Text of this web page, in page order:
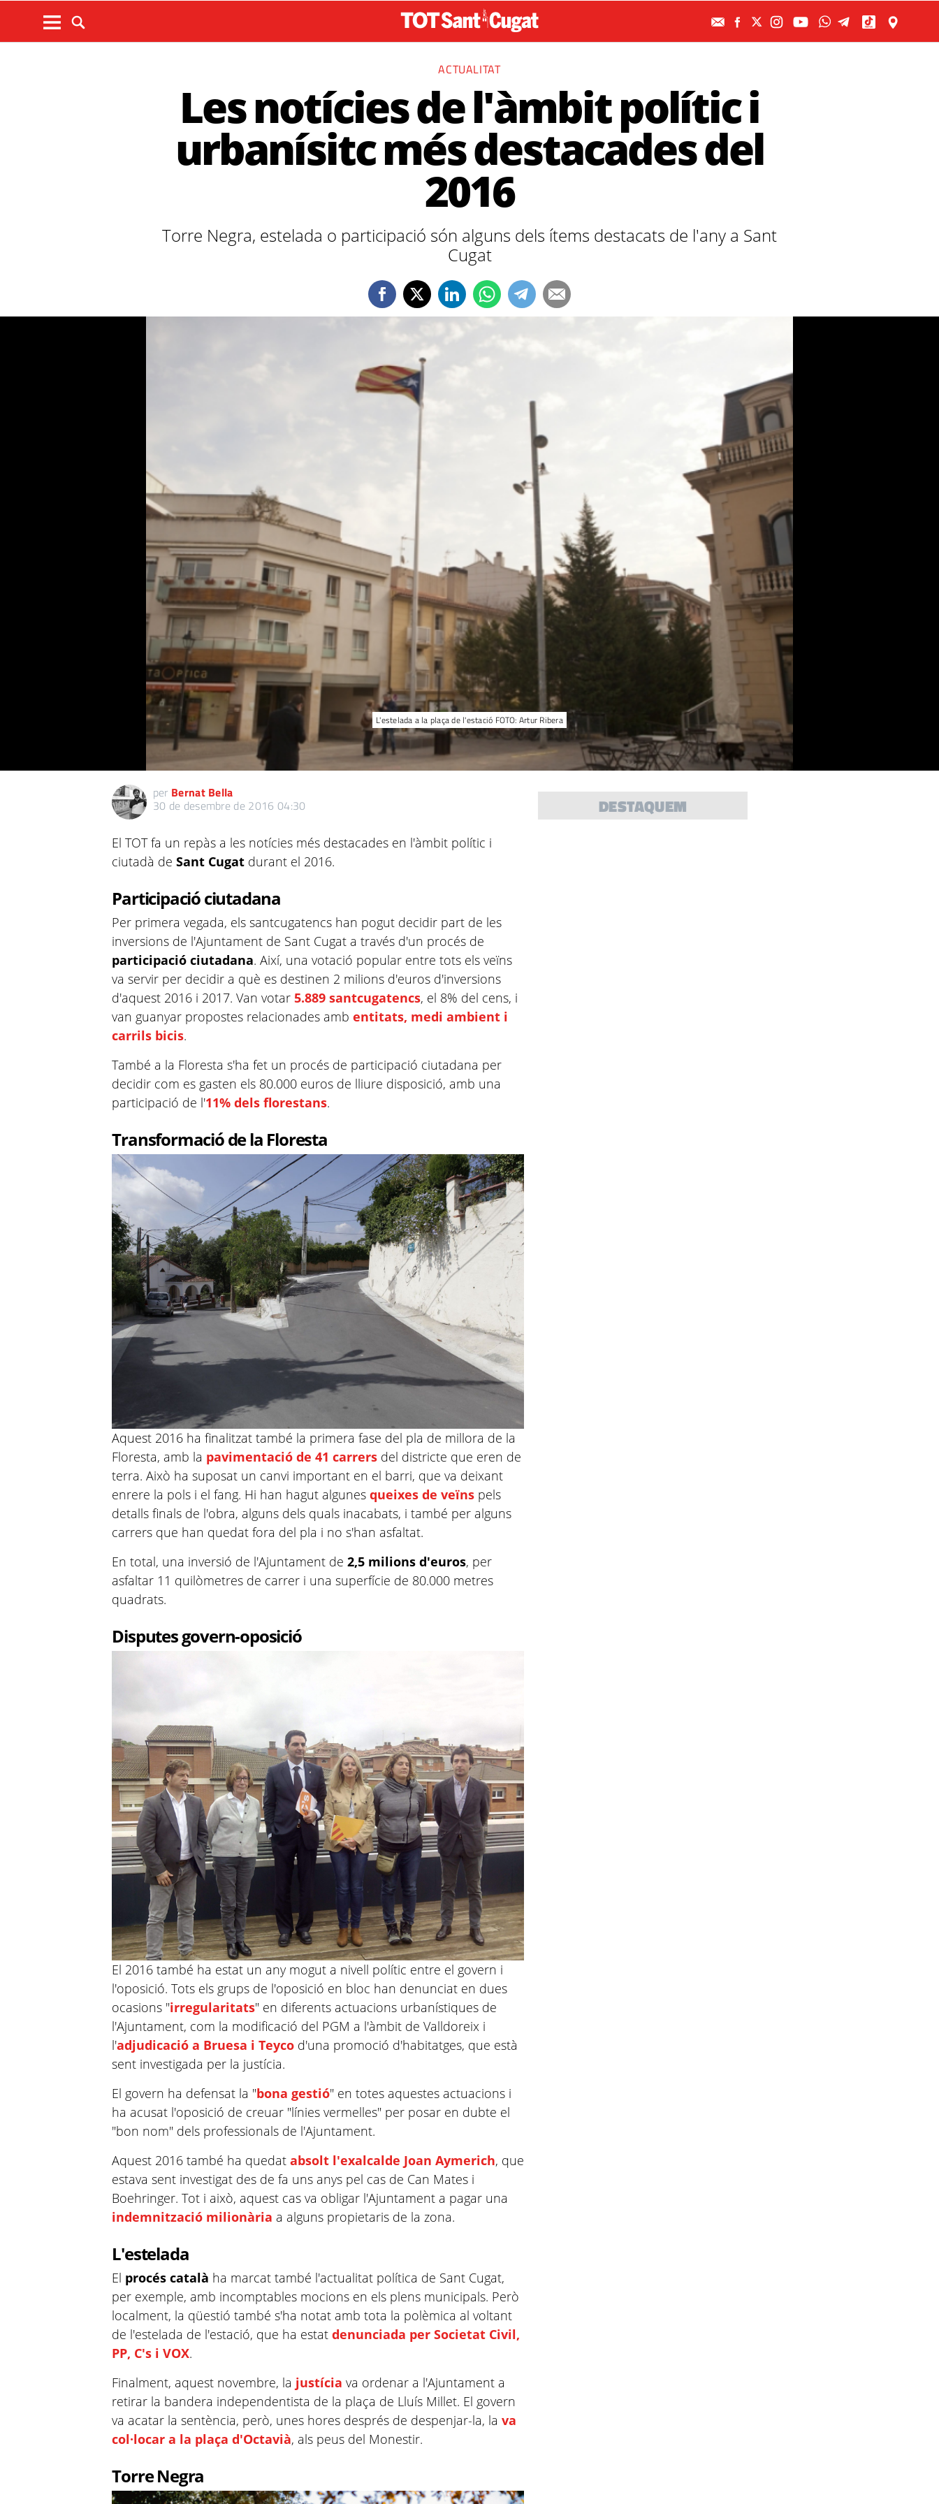
ACTUALITAT
Les notícies de l'àmbit polític i
urbanísitc més destacades del
2016
Torre Negra, estelada o participació són alguns dels ítems destacats de l'any a Sant
Cugat
L'estelada a la plaça de l'estació FOTO: Artur Ribera
per Bernat Bella
30 de desembre de 2016 04:30
El TOT fa un repàs a les notícies més destacades en l'àmbit polític i
ciutadà de Sant Cugat durant el 2016.
Participació ciutadana
Per primera vegada, els santcugatencs han pogut decidir part de les
inversions de l'Ajuntament de Sant Cugat a través d'un procés de
participació ciutadana. Així, una votació popular entre tots els veïns
va servir per decidir a què es destinen 2 milions d'euros d'inversions
d'aquest 2016 i 2017. Van votar5.889 santcugatencs, el 8% del cens, i
van guanyar propostes relacionades ambentitats, medi ambient i
carrils bicis.
També a la Floresta s'ha fet un procés de participació ciutadana per
decidir com es gasten els 80.000 euros de lliure disposició, amb una
participació de l'11% dels florestans.
Transformació de la Floresta
Aquest 2016 ha finalitzat també la primera fase del pla de millora de la
Floresta, amb la pavimentació de 41 carrers del districte que eren de
terra. Això ha suposat un canvi important en el barri, que va deixant
enrere la pols i el fang. Hi han hagut algunesqueixes de veïns pels
detalls finals de l'obra, alguns dels quals inacabats, i també per alguns
carrers que han quedat fora del pla i no s'han asfaltat.
En total, una inversió de l'Ajuntament de2,5 milions d'euros, per
asfaltar 11 quilòmetres de carrer i una superfície de 80.000 metres
quadrats.
Disputes govern-oposició
El 2016 també ha estat un any mogut a nivell polític entre el govern i
l'oposició. Tots els grups de l'oposició en bloc han denunciat en dues
ocasions "irregularitats" en diferents actuacions urbanístiques de
l'Ajuntament, com la modificació del PGM a l'àmbit de Valldoreix i
l'adjudicació a Bruesa i Teyco d'una promoció d'habitatges, que està
sent investigada per la justícia.
El govern ha defensat la "bona gestió" en totes aquestes actuacions i
ha acusat l'oposició de creuar "línies vermelles" per posar en dubte el
"bon nom" dels professionals de l'Ajuntament.
Aquest 2016 també ha quedatabsolt l'exalcalde Joan Aymerich, que
estava sent investigat des de fa uns anys pel cas de Can Mates i
Boehringer. Tot i això, aquest cas va obligar l'Ajuntament a pagar una
indemnització milionària a alguns propietaris de la zona.
L'estelada
El procés català ha marcat també l'actualitat política de Sant Cugat,
per exemple, amb incomptables mocions en els plens municipals. Però
localment, la qüestió també s'ha notat amb tota la polèmica al voltant
de l'estelada de l'estació, que ha estatdenunciada per Societat Civil,
PP, C's i VOX.
Finalment, aquest novembre, la justícia va ordenar a l'Ajuntament a
retirar la bandera independentista de la plaça de Lluís Millet. El govern
va acatar la sentència, però, unes hores després de despenjar-la, lava
col·locar a la plaça d'Octavià, als peus del Monestir.
Torre Negra
DESTAQUEM